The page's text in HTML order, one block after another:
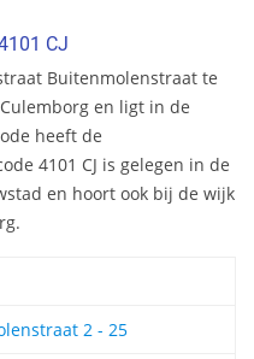
CJ
Buitenmolenstraat te
en ligt in de
heeft de
4101 CJ is gelegen in de
en hoort ook bij de wijk
2 - 25